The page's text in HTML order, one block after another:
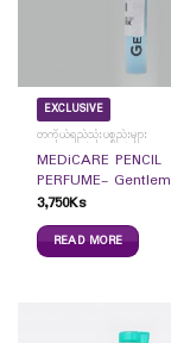
EXCLUSIVE
တကိုယ်ရည်သုံးပစ္စည်းများ
MEDiCARE PENCIL
PERFUME-
3,750Ks
READ MORE